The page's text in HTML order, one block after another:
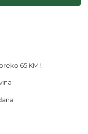
65 KM !